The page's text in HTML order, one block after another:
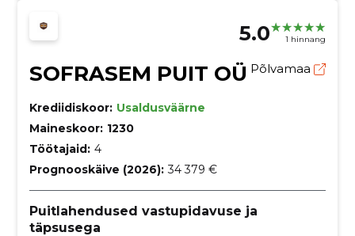
5.0 1 hinnang
SOFRASEM PUIT OÜ Põlvamaa
Krediidiskoor: Usaldusväärne
Maineskoor: 1230
Töötajaid: 4
Prognooskäive (2026): 34 379 €
Puitlahendused vastupidavuse ja
täpsusega